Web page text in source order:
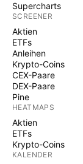
Supercharts
SCREENER
Aktien
ETFs
Anleihen
Krypto-Coins
CEX-Paare
DEX-Paare
Pine
HEATMAPS
Aktien
ETFs
Krypto-Coins
KALENDER